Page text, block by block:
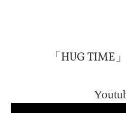
「HUG TIME